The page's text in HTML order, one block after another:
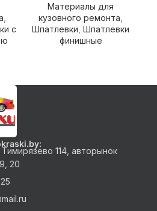
с
Материалы для
кузовного ремонта
Шпатлевки Шпатлевки
финишные
114, авторынок
20